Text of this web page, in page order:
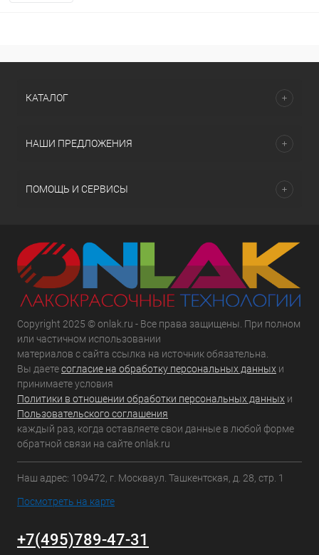
КАТАЛОГ
НАШИ ПРЕДЛОЖЕНИЯ
ПОМОЩЬ И СЕРВИСЫ
Copyright 2025 © onlak.ru - Все права защищены. При полном
или частичном использовании
материалов с сайта ссылка на источник обязательна.
Вы даетесогласие на обработку персональных данных и
принимаете условия
Политики в отношении обработки персональных данных и
Пользовательского соглашения
каждый раз, когда оставляете свои данные в любой форме
обратной связи на сайте onlak.ru
Наш адрес: 109472, г. Москваул. Ташкентская, д. 28, стр. 1
Посмотреть на карте
+7(495)789-47-31